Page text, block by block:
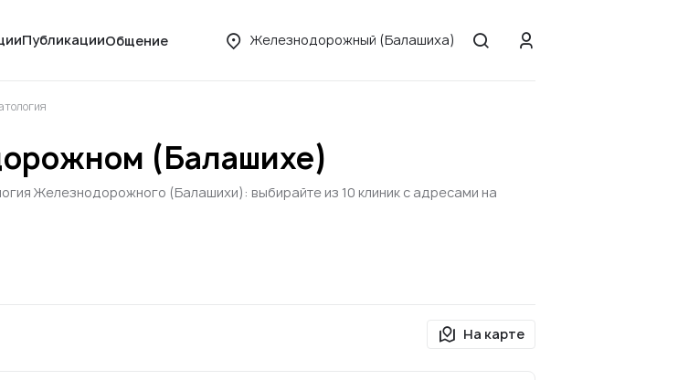
ПубликацииОбщение Железнодорожный (Балашиха)
(Балашихе)
Железнодорожного (Балашихи): выбирайте из 10 клиник с адресами на
На карте